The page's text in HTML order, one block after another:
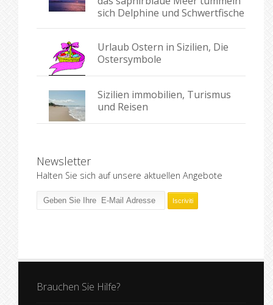
sich Delphine und Schwertfische
Urlaub Ostern in Sizilien, Die
Ostersymbole
Sizilien immobilien, Turismus
und Reisen
Newsletter
Halten Sie sich auf unsere aktuellen Angebote
Brauchen Sie Hilfe?